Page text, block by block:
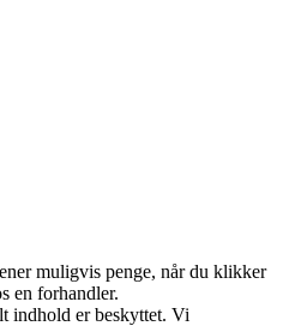
muligvis penge, når du klikker
en forhandler.
indhold er beskyttet. Vi